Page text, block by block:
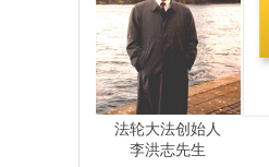
法轮大法创始人
李洪志先生